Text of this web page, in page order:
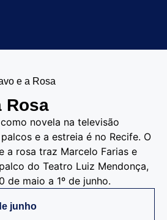
e a Rosa
Rosa
novela na televisão
e a estreia é no Recife. O
a rosa traz Marcelo Farias e
do Teatro Luiz Mendonça,
de maio a 1º de junho.
junho